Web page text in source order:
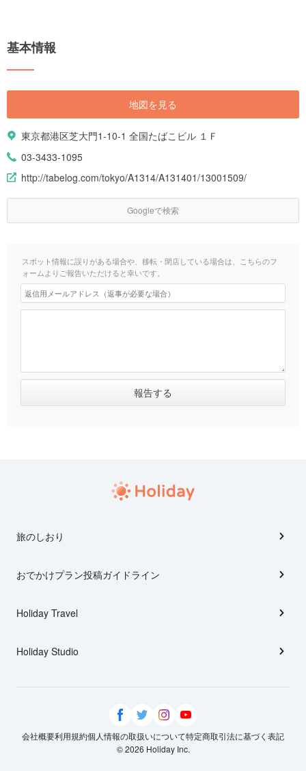
基本情報
地図を見る
東京都港区芝大門1-10-1 全国たばこビル １Ｆ
03-3433-1095
http://tabelog.com/tokyo/A1314/A131401/13001509/
Googleで検索
スポット情報に誤りがある場合や、移転・閉店している場合は、こちらのフ
ォームよりご報告いただけると幸いです。
旅のしおり
おでかけプラン投稿ガイドライン
Holiday Travel
Holiday Studio
会社概要利用規約個人情報の取扱いについて特定商取引法に基づく表記
© 2026 Holiday Inc.